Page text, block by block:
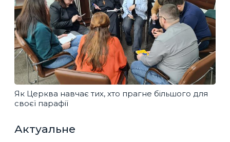
Як Церква навчає тих, хто прагне більшого для
своєї парафії
Актуальне